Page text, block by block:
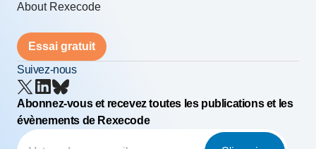
About Rexecode
Essai gratuit
Suivez-nous
Abonnez-vous et recevez toutes les publications et les
évènements de Rexecode